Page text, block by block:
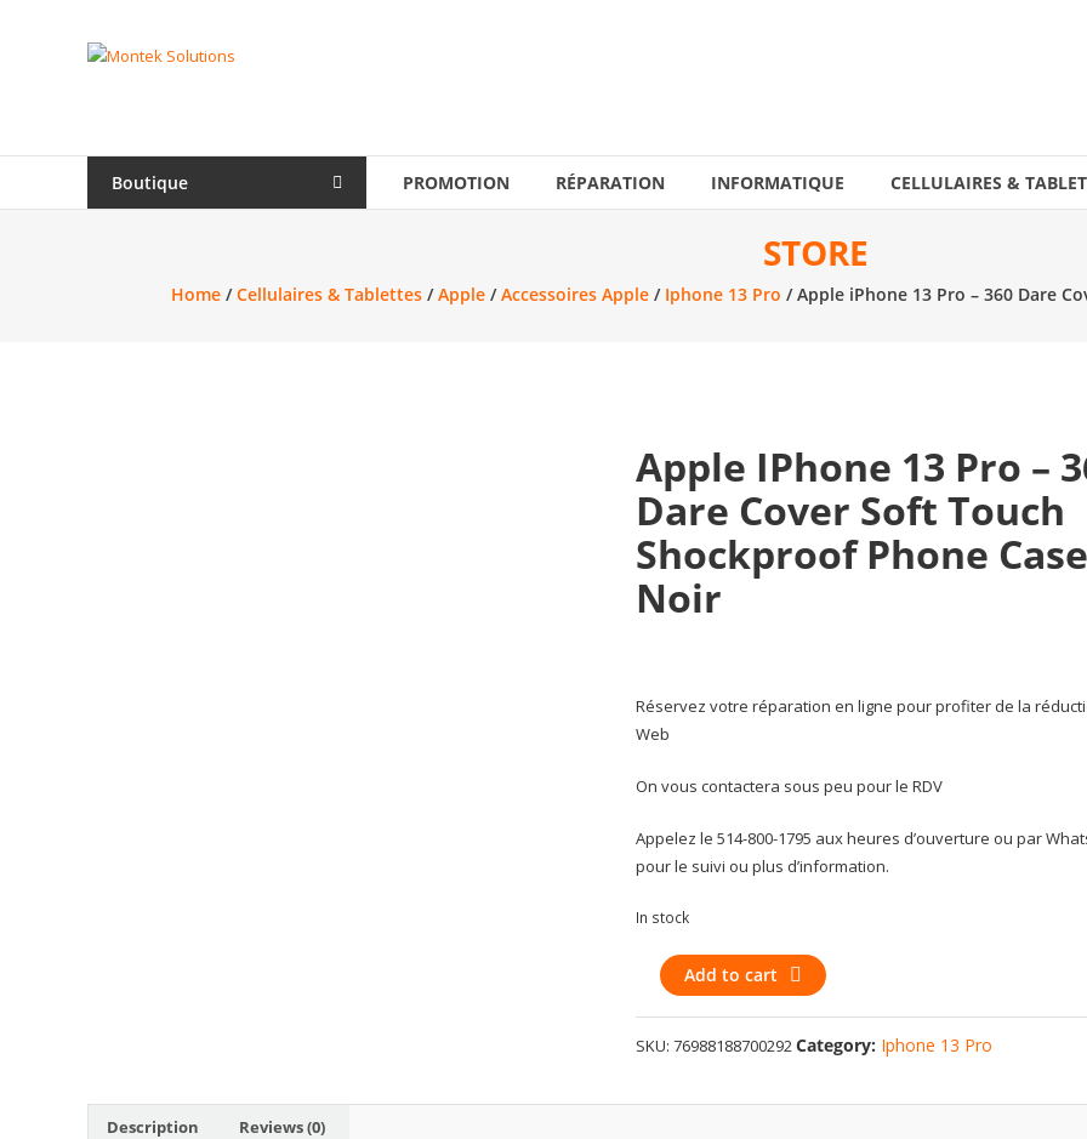
Montek
vente
Boutique PROMOTION RÉPARATION INFORMATIQUE CELLULAIRES &
STORE
Home /Cellulaires & Tablettes /Apple /Accessoires Apple / Iphone 13 Pro / Apple iPhone 13 Pro – 360 Dare
Apple IPhone 13 Pro –
Dare Cover Soft Touch
Shockproof Phone
Noir
Réservez votre réparation en ligne pour profiter de la
Web
On vous contactera sous peu pour le RDV
Appelez le 514-800-1795 aux heures d’ouverture ou par
pour le suivi ou plus d’information.
In stock
Apple
iPhone
13
Pro
360
Add to cart
SKU:76988188700292Category: Iphone 13 Pro
Description Reviews (0)